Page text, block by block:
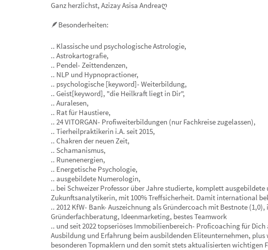
Ganz herzlichst, Azizay Asisa Andreaღ
🪶Besonderheiten:
.. Klassische und psychologische Astrologie,
.. Astrokartografie,
.. Pendel- Zeittendenzen,
.. NLP und Hypnopractioner,
.. psychologische [keyword]- Weiterbildung,
.. Geist[keyword], "die Heilkraft liegt in Dir",
.. Auralesen,
.. Rat für Haustiere,
.. 24 VITORGAN- Profiweiterbildungen (nur Fachkreise zugelassen),
.. Tierheilpraktikerin i.A. seit 2015,
.. Chakren der neuen Zeit,
.. Schamanismus,
.. Runenenergien,
.. Energetische Psychologie,
.. ausgebildete Numerologin,
.. bei Schweizer Professor über Jahre studierte, komplett
Zukunftsanalytikerin, mit 100% Treffsicherheit. Damit international
.. 2012 KfW- Bank- Auszeichnung als Gründercoach mit Bestnote
Gründerfachberatung, Ideenmarketing, bestes Teamwork
.. und seit 2022 topseriöses Immobilienbereich- Proficoaching für
Ausbildung und Erfahrung beim ausbildenden Eliteunternehmen,
besonderen Topmaklern und den somit stets aktualisierten wichtigen